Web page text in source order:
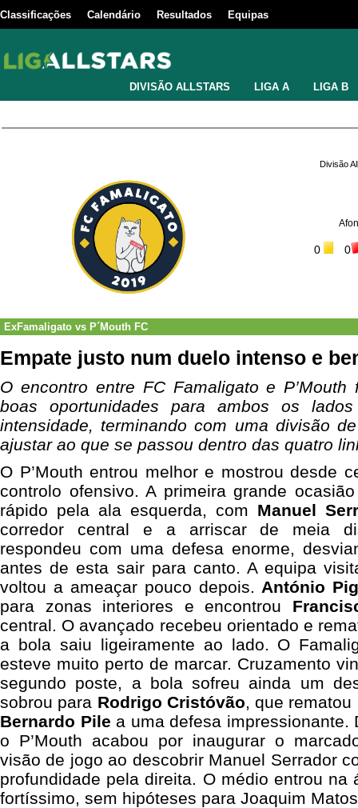
Classificações Calendário Resultados Equipas
DIVISÃO ALLSTARS LIGA A LIGA B
Divisão
0 0
ExFamaligato vs P´Mouth FC
Empate justo num duelo intenso e
O encontro entre FC Famaligato e
boas oportunidades para ambos os
intensidade, terminando com uma divisão
ajustar ao que se passou dentro das quatro
O P’Mouth entrou melhor e mostrou desde
controlo ofensivo. A primeira grande
rápido pela ala esquerda, com Manuel
corredor central e a arriscar de meia
respondeu com uma defesa enorme,
antes de esta sair para canto. A equipa
voltou a ameaçar pouco depois. António
para zonas interiores e encontrou
central. O avançado recebeu orientado e
a bola saiu ligeiramente ao lado. O
esteve muito perto de marcar. Cruzamento
segundo poste, a bola sofreu ainda um
sobrou para Rodrigo Cristóvão, que
Bernardo Pile a uma defesa impressionante.
o P’Mouth acabou por inaugurar o
visão de jogo ao descobrir Manuel Serrador
profundidade pela direita. O médio entrou na
fortíssimo, sem hipóteses para Joaquim